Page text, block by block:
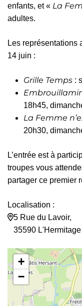
enfants, et « La
adultes.
Les représentations
14 juin :
Grille Temps :
18h45,
La Femme
20h30,
L’entrée est à
troupes vous
partager ce premier
Localisation :
5 Rue du Lavoir,
35590 L'Hermitage
+
−